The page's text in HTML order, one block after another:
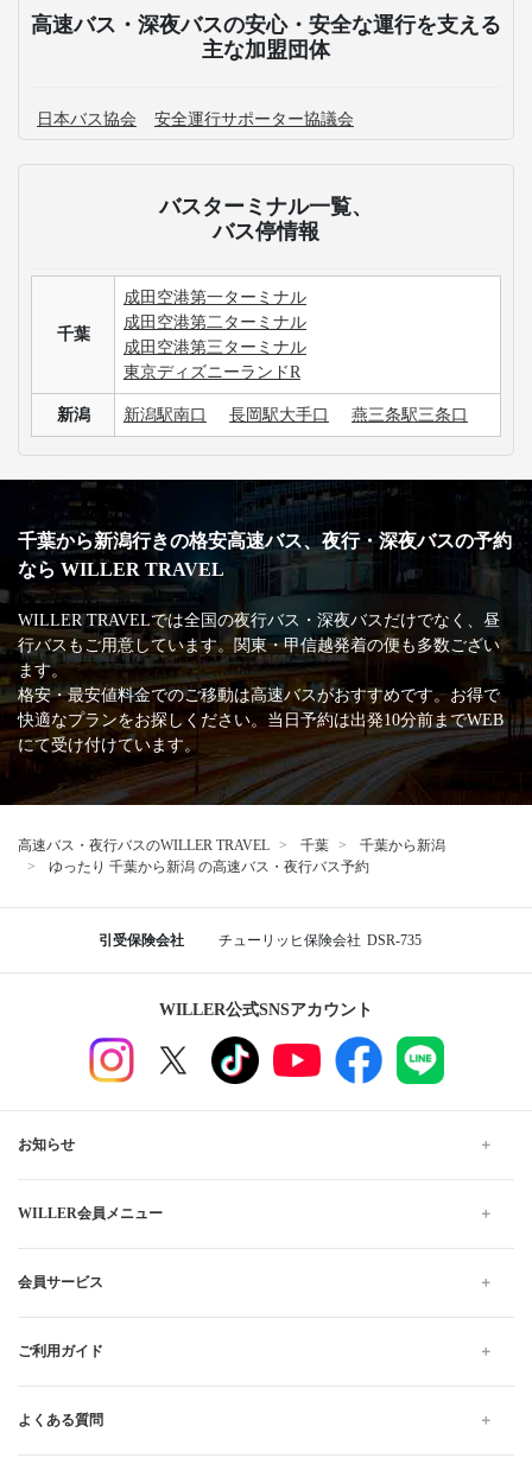
高速バス・深夜バスの安心・安全な運行を支える
主な加盟団体
日本バス協会 安全運行サポーター協議会
バスターミナル一覧、
バス停情報
千葉
成田空港第一ターミナル
成田空港第二ターミナル
成田空港第三ターミナル
東京ディズニーランドR
新潟 新潟駅南口 長岡駅大手口 燕三条駅三条口
千葉から新潟行きの格安高速バス、夜行・深夜バスの予約
なら WILLER TRAVEL
WILLER TRAVELでは全国の夜行バス・深夜バスだけでなく、昼
行バスもご用意しています。関東・甲信越発着の便も多数ござい
ます。
格安・最安値料金でのご移動は高速バスがおすすめです。お得で
快適なプランをお探しください。当日予約は出発10分前までWEB
にて受け付けています。
高速バス・夜行バスのWILLER TRAVEL 千葉
千葉から新潟
ゆったり 千葉から新潟 の高速バス・夜行バス予約
引受保険会社 チューリッヒ保険会社 DSR-735
WILLER公式SNSアカウント
お知らせ
WILLER会員メニュー
会員サービス
ご利用ガイド
よくある質問